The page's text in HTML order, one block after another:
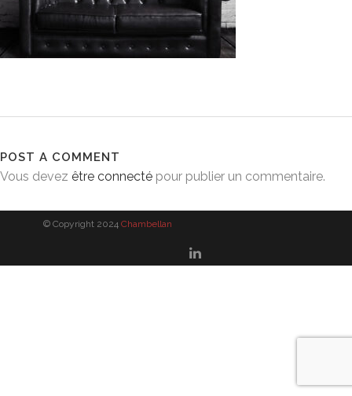
POST A COMMENT
Vous devez être connecté pour publier un commentaire.
© Copyright 2024 Chambellan